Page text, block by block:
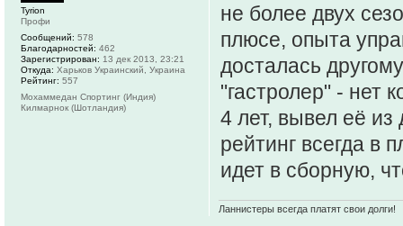
не более двух
плюсе, опыта
досталась
"гастролер" - нет
4 лет, вывел её
рейтинг всегда в
идет в сборную,
Ланнистеры всегда платят свои долги!
Tyrion
Профи
Сообщений: 578
Благодарностей: 462
Зарегистрирован: 13 дек 2013, 23:21
Откуда: Харьков Украинский, Украина
Рейтинг: 557
Мохаммедан Спортинг (Индия)
Килмарнок (Шотландия)